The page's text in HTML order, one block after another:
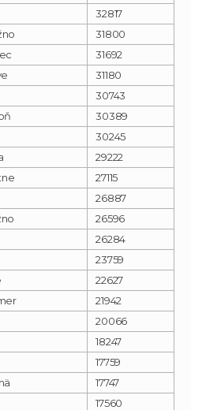
32817
31800
31692
31180
30743
30389
30245
29222
27115
26887
26596
26284
23759
22627
21942
20066
18247
17759
17747
17560